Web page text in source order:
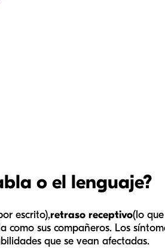
o el lenguaje?
escrito),retraso receptivo(lo que
sus compañeros. Los
que se vean afectadas.